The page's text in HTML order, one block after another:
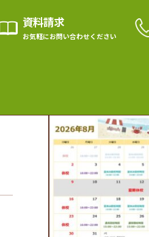
資料請求
お気軽にお問い合わせください